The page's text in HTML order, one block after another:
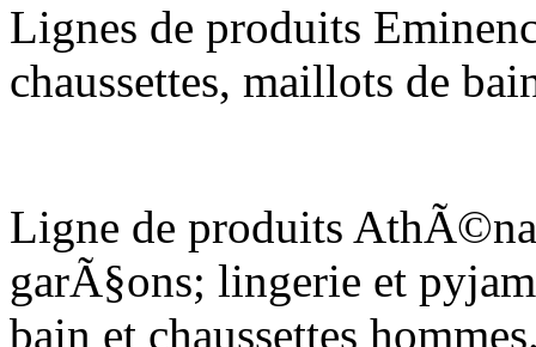
Lignes de produits
chaussettes, maillots de
Ligne de produits
garÃ§ons; lingerie et
bain et chaussettes